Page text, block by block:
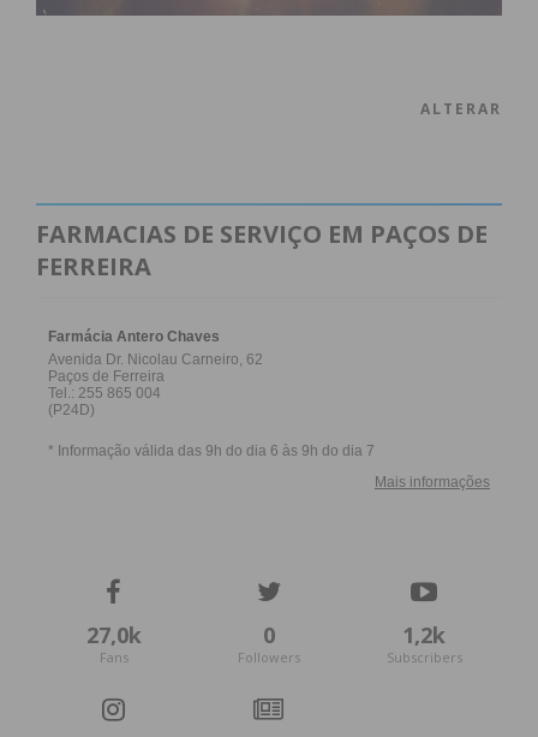
ALTERAR
FARMACIAS DE SERVIÇO EM PAÇOS DE
FERREIRA
27,0k
Fans
0
Followers
1,2k
Subscribers